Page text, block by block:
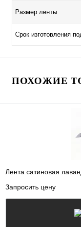
Размер ленты
Срок изготовления
ПОХОЖИЕ
Лента сатиновая
Запросить цену